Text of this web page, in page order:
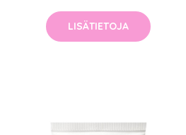
LISÄTIETOJA